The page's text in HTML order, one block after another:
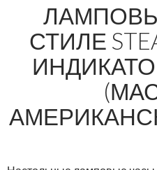
СТИЛЕ